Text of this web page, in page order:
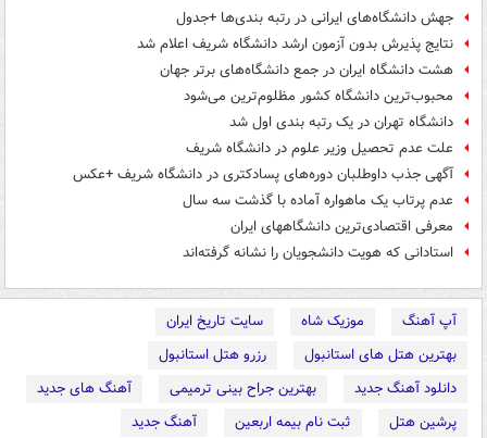
جهش دانشگاه‌های ایرانی در رتبه بندی‌ها +جدول
نتایج پذیرش بدون آزمون ارشد دانشگاه شریف اعلام شد
هشت دانشگاه ایران در جمع دانشگاه‌های برتر جهان
محبوب‌ترین دانشگاه کشور مظلوم‌ترین می‌شود
دانشگاه تهران در یک رتبه بندی اول شد
علت عدم تحصیل وزیر علوم در دانشگاه شریف
آگهی جذب داوطلبان دوره‌های پسادکتری در دانشگاه شریف +عکس
عدم پرتاب یک ماهواره آماده با گذشت سه سال
معرفی اقتصادی‌ترین دانشگاههای ایران
استادانی که هویت دانشجویان را نشانه گرفته‌اند
آپ آهنگ موزیک شاه
سایت تاریخ ایران
بهترین هتل های استانبول
رزرو هتل استانبول
دانلود آهنگ جدید
بهترین جراح بینی ترمیمی
آهنگ های جدید
پرشین هتل
ثبت نام بیمه اربعین
آهنگ جدید